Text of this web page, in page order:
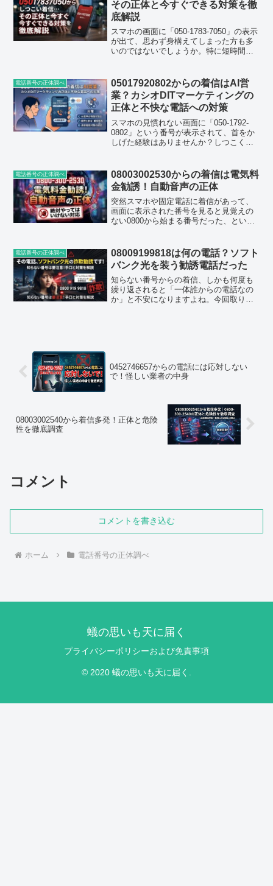
その正体と今すぐできる対策を徹
底解説
スマホの画面に「050-1783-7050」の表示
が出て、思わず身構えてしまった方も多
いのではないでしょうか。特に短時間の
きか迷ってしまいますよね。この記事で
は、050...
電話番号の正体調べ
05017920802からの着信はAI営
業？カシオDITマーケティングの
正体と不快な電話への対策
スマホの見慣れない画面に「050-1792-
0802」という番号が表示されて、首をか
しげた経験はありませんか？しつこく何
かも」と思ってうっかり出てみたら、な
んだか相手の...
電話番号の正体調べ
08003002530からの着信は電気料
金勧誘！自動音声の正体
突然スマホや固定電話に着信があって、
画面に表示された番号を見ると見覚えの
ない0800から始まる番号だった、という
2530）も、そういった着信で検索...
電話番号の正体調べ
08009199818は何の電話？ソフト
バンク光を装う勧誘電話だった
知らない番号からの着信、しかも何度も
繰り返されると「一体誰からの電話なの
か」と不安になりますよね。今回取り上
0452746657からの電話には応対しない
で！怪しい業者の中身
08003002540から着信多発！正体と危険
性を徹底調査
コメント
コメントを書き込む
ホーム 電話番号の正体調べ
蟻の思いも天に届く
プライバシーポリシーおよび免責事項
© 2020 蟻の思いも天に届く.